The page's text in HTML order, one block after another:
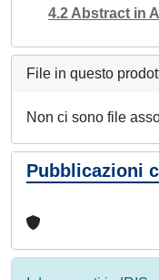
4.2 Abstract in
File in questo
Non ci sono file
Pubblicazioni